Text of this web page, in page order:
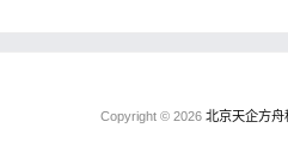
Copyright © 2026 北京天企方舟